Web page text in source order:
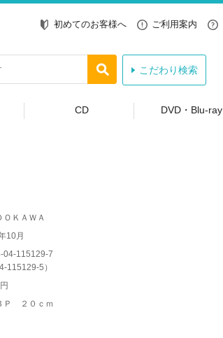
初めてのお客様へ ご利用案内
こだわり検索
CD DVD・Blu-ray
ＯＫＡＷＡ
10月
04-115129-7
115129-5 ）
Ｐ ２０ｃｍ